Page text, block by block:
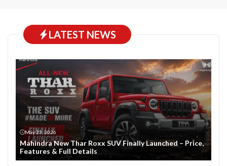
LATEST NEWS
May 23, 2026
Mahindra New Thar Roxx SUV Finally Launched – Price,
Features & Full Details